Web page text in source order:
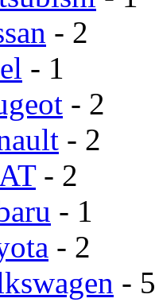
- 2
- 1
- 2
- 2
- 2
- 1
- 2
- 5